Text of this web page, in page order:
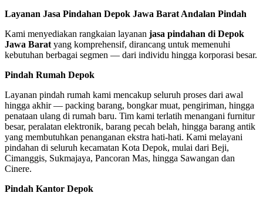
Layanan Jasa Pindahan Depok Jawa Barat Andalan Pindah
Kami menyediakan rangkaian layanan jasa pindahan di Depok
Jawa Baratyang komprehensif, dirancang untuk memenuhi
kebutuhan berbagai segmen — dari individu hingga korporasi besar.
Pindah Rumah Depok
Layanan pindah rumah kami mencakup seluruh proses dari awal
hingga akhir — packing barang, bongkar muat, pengiriman, hingga
penataan ulang di rumah baru. Tim kami terlatih menangani furnitur
besar, peralatan elektronik, barang pecah belah, hingga barang antik
yang membutuhkan penanganan ekstra hati-hati. Kami melayani
pindahan di seluruh kecamatan Kota Depok, mulai dari Beji,
Cimanggis, Sukmajaya, Pancoran Mas, hingga Sawangan dan
Cinere.
Pindah Kantor Depok